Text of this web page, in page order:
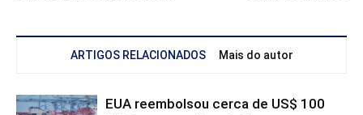
ARTIGOS RELACIONADOS Mais do autor
EUA reembolsou cerca de US$ 100